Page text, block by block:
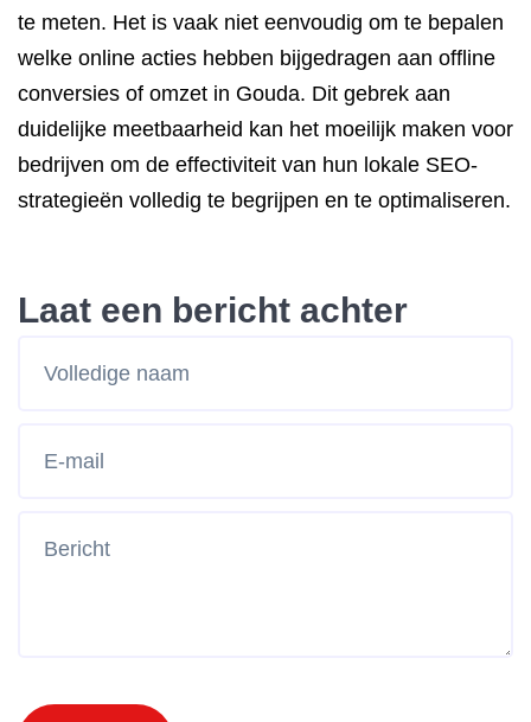
te meten. Het is vaak niet eenvoudig om te bepalen
welke online acties hebben bijgedragen aan offline
conversies of omzet in Gouda. Dit gebrek aan
duidelijke meetbaarheid kan het moeilijk maken voor
bedrijven om de effectiviteit van hun lokale SEO-
strategieën volledig te begrijpen en te optimaliseren.
Laat een bericht achter